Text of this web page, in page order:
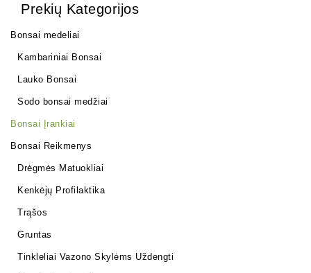
Prekių Kategorijos
Bonsai medeliai
Kambariniai Bonsai
Lauko Bonsai
Sodo bonsai medžiai
Bonsai Įrankiai
Bonsai Reikmenys
Drėgmės Matuokliai
Kenkėjų Profilaktika
Trąšos
Gruntas
Tinkleliai Vazono Skylėms Uždengti